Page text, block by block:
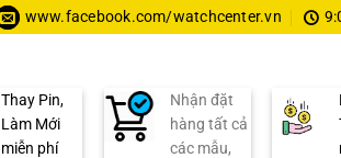
www.facebook.com/watchcenter.vn
Thay Pin,
Làm Mới
miễn phí
Nhận đặt
hàng tất cả
các mẫu,